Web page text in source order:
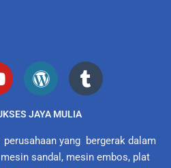
JAYA MULIA
yang bergerak dalam
sandal, mesin embos, plat